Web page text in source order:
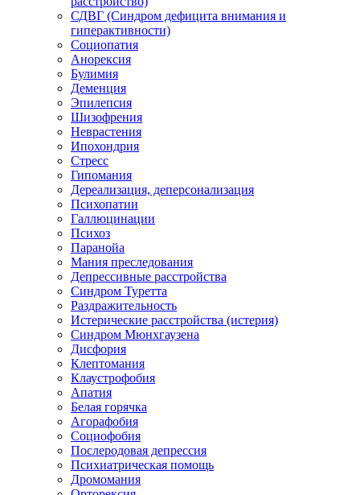
СДВГ (Синдром дефицита внимания и
гиперактивности)
Социопатия
Анорексия
Булимия
Деменция
Эпилепсия
Шизофрения
Неврастения
Ипохондрия
Стресс
Гипомания
Дереализация, деперсонализация
Психопатии
Галлюцинации
Психоз
Паранойа
Мания преследования
Депрессивные расстройства
Синдром Туретта
Раздражительность
Истерические расстройства (истерия)
Синдром Мюнхгаузена
Дисфория
Клептомания
Клаустрофобия
Апатия
Белая горячка
Агорафобия
Социофобия
Послеродовая депрессия
Психиатрическая помощь
Дромомания